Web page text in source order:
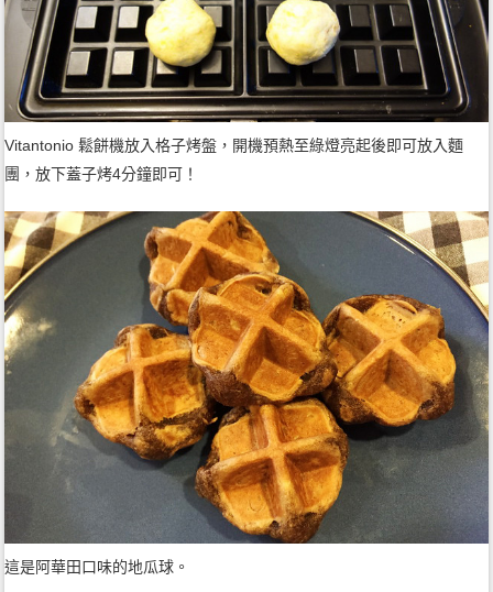
Vitantonio 鬆餅機放入格子烤盤，開機預熱至綠燈亮起後即可放入麵
團，放下蓋子烤4分鐘即可！
這是阿華田口味的地瓜球。